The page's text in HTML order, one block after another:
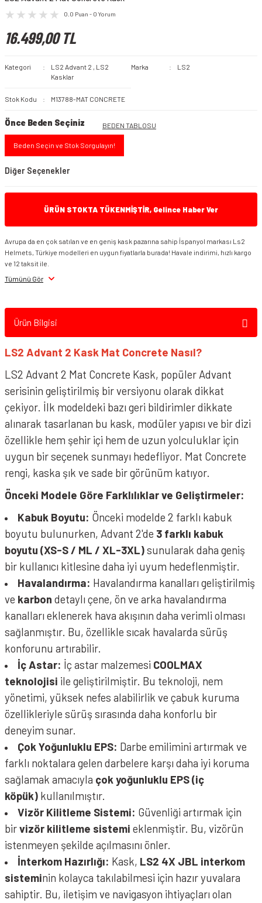
0.0 Puan - 0 Yorum
16.499,00 TL
Kategori LS2 Advant 2 , LS2
Kasklar
Marka LS2
Stok Kodu M13788-MAT CONCRETE
Önce Beden Seçiniz BEDEN TABLOSU
Beden Seçin ve Stok Sorgulayın!
Diğer Seçenekler
LS2 Advant 2 Siyah Kask
ÜRÜN STOKTA TÜKENMİŞTİR, Gelince Haber Ver
Avrupa da en çok satılan ve en geniş kask pazarına sahip İspanyol markası Ls2
Helmets, Türkiye modelleri en uygun fiyatlarla burada! Havale indirimi, hızlı kargo
ve 12 taksit ile.
Tümünü Gör
Ürün Bilgisi
LS2 Advant 2 Kask Mat Concrete Nasıl?
LS2 Advant 2 Mat Concrete Kask, popüler Advant
serisinin geliştirilmiş bir versiyonu olarak dikkat
çekiyor. İlk modeldeki bazı geri bildirimler dikkate
alınarak tasarlanan bu kask, modüler yapısı ve bir dizi
özellikle hem şehir içi hem de uzun yolculuklar için
uygun bir seçenek sunmayı hedefliyor. Mat Concrete
rengi, kaska şık ve sade bir görünüm katıyor.
Önceki Modele Göre Farklılıklar ve Geliştirmeler:
Kabuk Boyutu: Önceki modelde 2 farklı kabuk
boyutu bulunurken, Advant 2'de 3 farklı kabuk
boyutu (XS-S / ML / XL-3XL)sunularak daha geniş
bir kullanıcı kitlesine daha iyi uyum hedeflenmiştir.
Havalandırma: Havalandırma kanalları geliştirilmiş
ve karbon detaylı çene, ön ve arka havalandırma
kanalları eklenerek hava akışının daha verimli olması
sağlanmıştır. Bu, özellikle sıcak havalarda sürüş
konforunu artırabilir.
İç Astar: İç astar malzemesi COOLMAX
teknolojisi ile geliştirilmiştir. Bu teknoloji, nem
yönetimi, yüksek nefes alabilirlik ve çabuk kuruma
özellikleriyle sürüş sırasında daha konforlu bir
deneyim sunar.
Çok Yoğunluklu EPS: Darbe emilimini artırmak ve
farklı noktalara gelen darbelere karşı daha iyi koruma
sağlamak amacıyla çok yoğunluklu EPS (iç
köpük) kullanılmıştır.
Vizör Kilitleme Sistemi: Güvenliği artırmak için
birvizör kilitleme sistemi eklenmiştir. Bu, vizörün
istenmeyen şekilde açılmasını önler.
İnterkom Hazırlığı: Kask, LS2 4X JBL interkom
sisteminin kolayca takılabilmesi için hazır yuvalara
sahiptir. Bu, iletişim ve navigasyon ihtiyaçları olan